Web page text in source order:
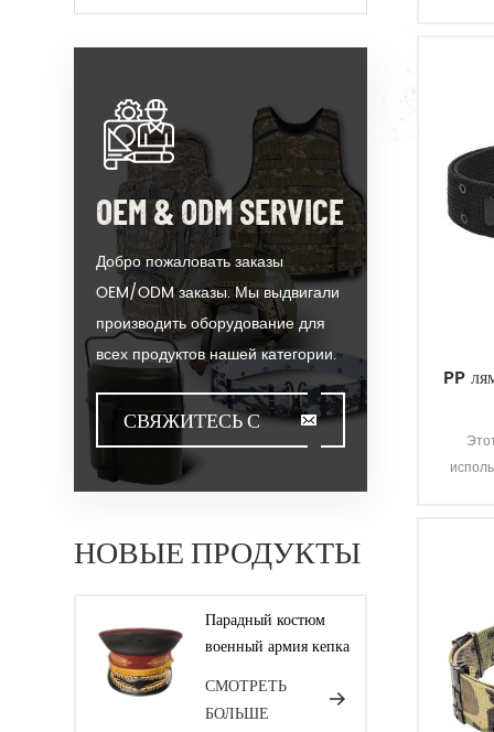
PP
OEM & ODM SERVICE
Добро пожаловать заказы
OEM/ODM заказы. Мы выдвигали
производить оборудование для
всех продуктов нашей категории.
Мы можем положить ваш Логос
на наши горячие продажи модель
или помочь вам производить
заказы, когда вы встречаете
нашим потребительскую
ценность для проектирования и
на творчество &ампер;
инновационные ноги. Мы
изготовляем продукты для наших
клиентов с гарантией качества,
СВЯЖИТЕСЬ С
НАМИ
НОВЫЕ ПРОДУКТЫ
Парадный костюм
военный армия кепка
СМОТРЕТЬ
БОЛЬШЕ